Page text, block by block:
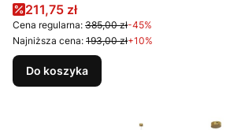
Cena promocyjna
211,75 zł
Cena regularna: 385,00 zł-45%
Najniższa cena: 193,00 zł+10%
Do koszyka